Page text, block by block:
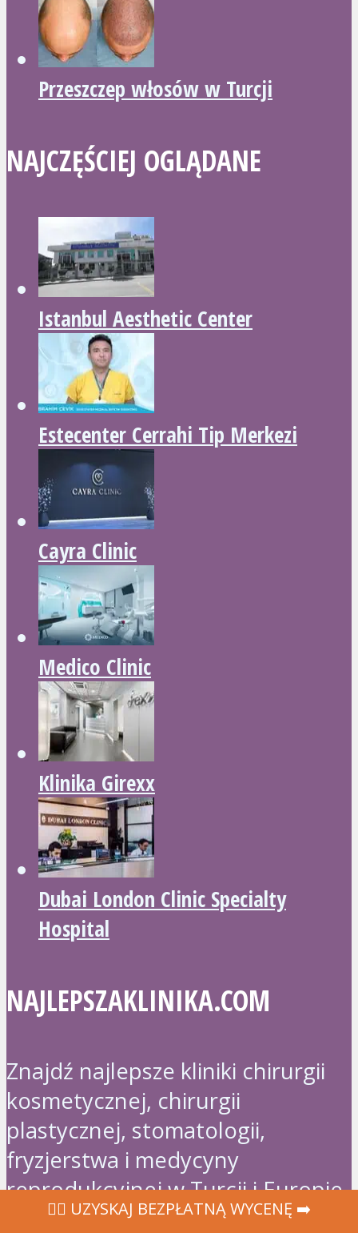
Przeszczep włosów w Turcji
NAJCZĘŚCIEJ OGLĄDANE
Istanbul Aesthetic Center
Estecenter Cerrahi Tip Merkezi
Cayra Clinic
Medico Clinic
Klinika Girexx
Dubai London Clinic Specialty
Hospital
NAJLEPSZAKLINIKA.COM
Znajdź najlepsze kliniki chirurgii
kosmetycznej, chirurgii
plastycznej, stomatologii,
fryzjerstwa i medycyny
reprodukcyjnej w Turcji i Europie,
w najlepszej cenie. Szybka
‍👩‍⚕ UZYSKAJ BEZPŁATNĄ WYCENĘ ➡️